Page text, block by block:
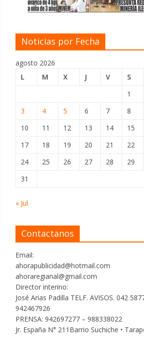
Noticias por Fecha
agosto 2026
L
M X J V S
1
3
4 5 6 7 8
10
11 12 13 14 15
17
18 19 20 21 22
24
25 26 27 28 29
31
« Jul
Contactanos
Email:
ahorapublicidad@hotmail.com
ahoraregianal@gmail.com
Director interino:
José Arias Padilla TELF. AVISOS. 042
942467926
PRENSA: 942697277 – 988338022
Jr. España N° 211Barrio Suchiche •